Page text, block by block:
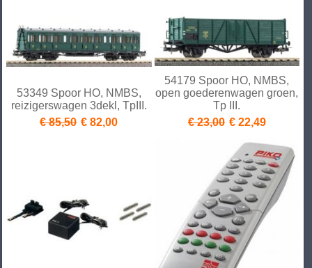
53349 Spoor HO, NMBS,
reizigerswagen 3dekl, TpIII.
€ 85,50 € 82,00
54179 Spoor HO, NMBS,
open goederenwagen groen,
Tp III.
€ 23,00 € 22,49